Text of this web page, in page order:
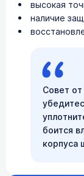
высокая
наличие
Совет
боится
корпуса